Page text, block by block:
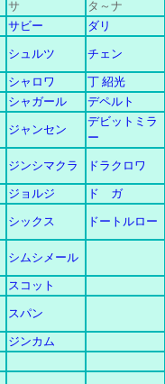
サ
タ～ナ
サビー ダリ
シュルツ チェン
シャロワ
丁 紹光
シャガール デペルト
ジャンセン
デビットミラ
ー
ジンシマクラ ドラクロワ
ジョルジ ド ガ
シックス ドートルロー
シムシメール
スコット
スパン
ジンカム